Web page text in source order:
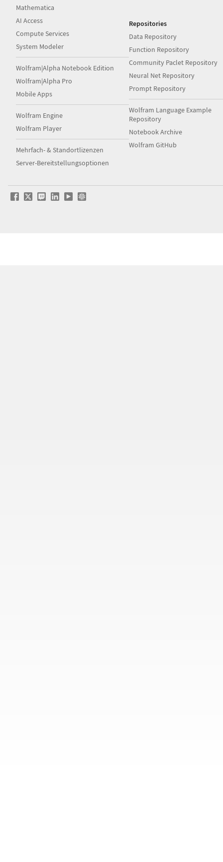
Mathematica
AI Access
Compute Services
System Modeler
Wolfram|Alpha Notebook Edition
Wolfram|Alpha Pro
Mobile Apps
Wolfram Engine
Wolfram Player
Mehrfach- & Standortlizenzen
Server-Bereitstellungsoptionen
Repositories
Data Repository
Function Repository
Community Paclet Repository
Neural Net Repository
Prompt Repository
Wolfram Language Example
Repository
Notebook Archive
Wolfram GitHub